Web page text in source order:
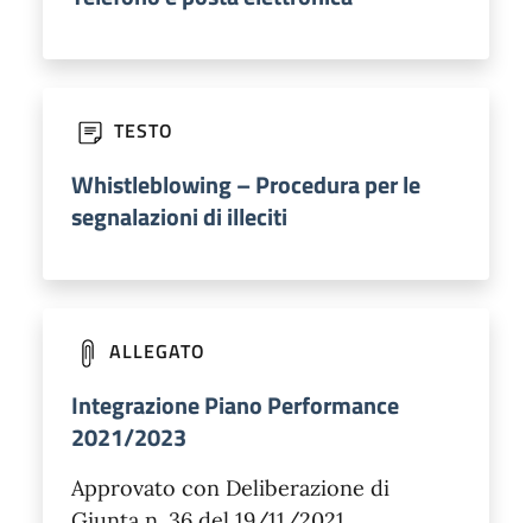
TESTO
Whistleblowing – Procedura per le
segnalazioni di illeciti
ALLEGATO
Integrazione Piano Performance
2021/2023
Approvato con Deliberazione di